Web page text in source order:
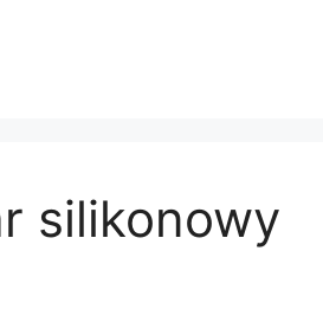
silikonowy